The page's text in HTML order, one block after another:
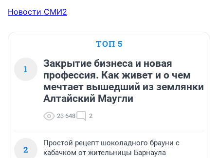
Новости СМИ2
ТОП 5
1
Закрытие бизнеса и новая
профессия. Как живет и о чем
мечтает вышедший из землянки
Алтайский Маугли
23 648 2
2
Простой рецепт шоколадного брауни с
кабачком от жительницы Барнаула